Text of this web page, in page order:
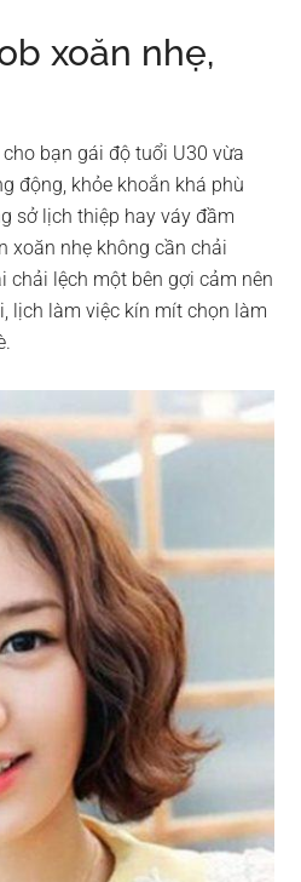
xoăn nhẹ,
bạn gái độ tuổi U30 vừa
động, khỏe khoắn khá phù
sở lịch thiệp hay váy đầm
xoăn nhẹ không cần chải
chải lệch một bên gợi cảm nên
lịch làm việc kín mít chọn làm